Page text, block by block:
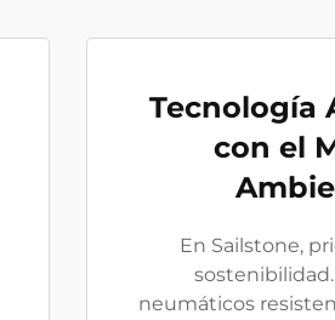
Tecnología
con el
En Sailstone,
neumáticos